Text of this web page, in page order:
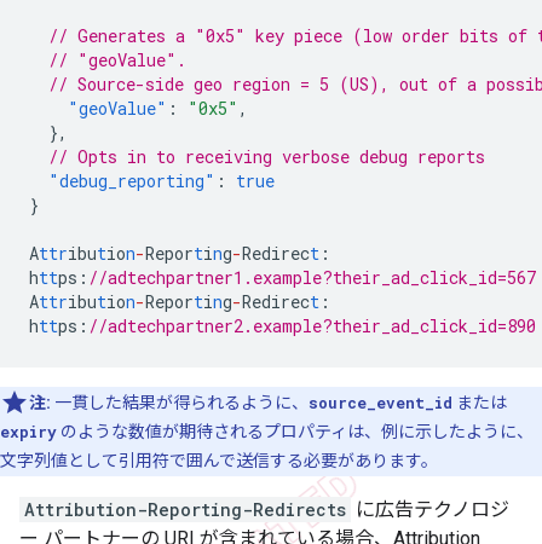
// Generates a "0x5" key piece (low order bits of
// "geoValue".
// Source-side geo region = 5 (US), out of a
"geoValue" : "0x5" ,
},
// Opts in to receiving verbose debug reports
"debug_reporting" :
true
}
Attribution-Reporting-Redirect :
https : //adtechpartner1.example?their_ad_click_id=567
Attribution-Reporting-Redirect :
https : //adtechpartner2.example?their_ad_click_id=890
注: 一貫した結果が得られるように、 source_event_id または
expiry のような数値が期待されるプロパティは、例に示したように、
文字列値として引用符で囲んで送信する必要があります。
Attribution-Reporting-Redirects に広告テクノロジ
ー パートナーの URI が含まれている場合、Attribution